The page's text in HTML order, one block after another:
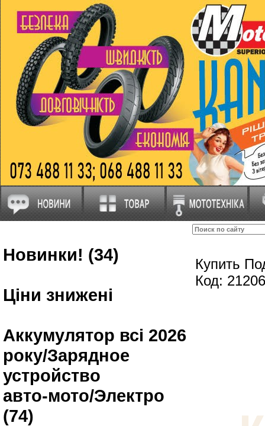
Новинки! (34)
Ціни знижені
Аккумулятор всі 2026
року/Зарядное
устройство
авто-мото/Электро
(74)
Купить
Код: